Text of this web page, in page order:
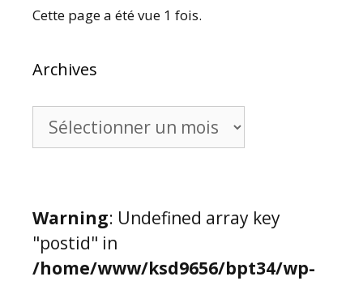
Cette page a été vue 1 fois.
Archives
Warning: Undefined array key
"postid" in
/home/www/ksd9656/bpt34/wp-